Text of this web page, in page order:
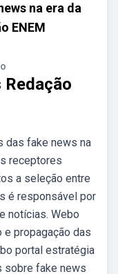
na era da
ENEM
Redação
das fake news na
receptores
a seleção entre
é responsável por
notícias. Webo
propagação das
portal estratégia
sobre fake news